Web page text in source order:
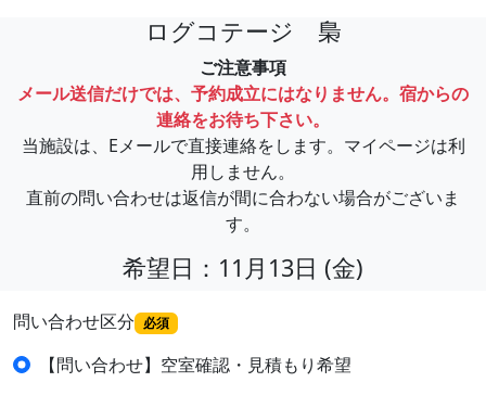
ログコテージ 梟
ご注意事項
メール送信だけでは、予約成立にはなりません。宿からの
連絡をお待ち下さい。
当施設は、Eメールで直接連絡をします。マイページは利
用しません。
直前の問い合わせは返信が間に合わない場合がございま
す。
希望日：11月13日 (金)
問い合わせ区分 必須
【問い合わせ】空室確認・見積もり希望